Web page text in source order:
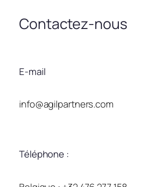
Contactez-nous
E-mail
info@agilpartners.com
Téléphone :